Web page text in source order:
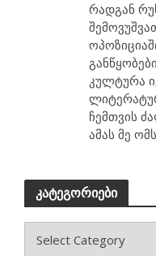
რადგან
კულტურა
ჩემთვის
ამას მე
კატეგორიები